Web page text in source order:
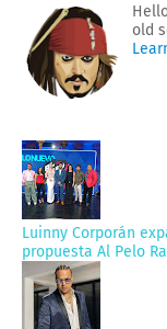
old
Luinny Corporán
propuesta Al Pelo